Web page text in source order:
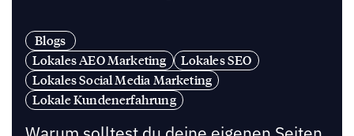
Blogs
Lokales AEO Marketing
Lokales SEO
Lokales Social Media Marketing
Lokale Kundenerfahrung